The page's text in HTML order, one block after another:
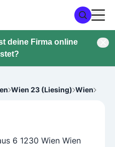
deine Firma online
Wien 23 (Liesing) Wien
6 1230 Wien Wien